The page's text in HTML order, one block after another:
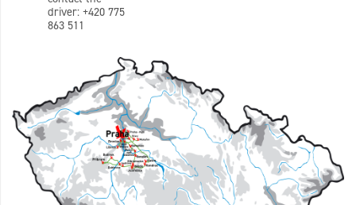
driver: +420 775
863 511